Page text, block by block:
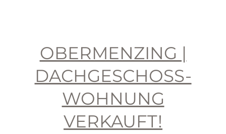
OBERMENZING |
DACHGESCHOSS-
WOHNUNG
VERKAUFT!